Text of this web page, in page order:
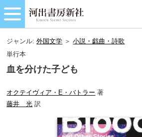
ジャンル:外国文学 ＞小説・戯曲・詩歌
単行本
血を分けた子ども
オクテイヴィア・E・バトラー 著
藤井 光 訳